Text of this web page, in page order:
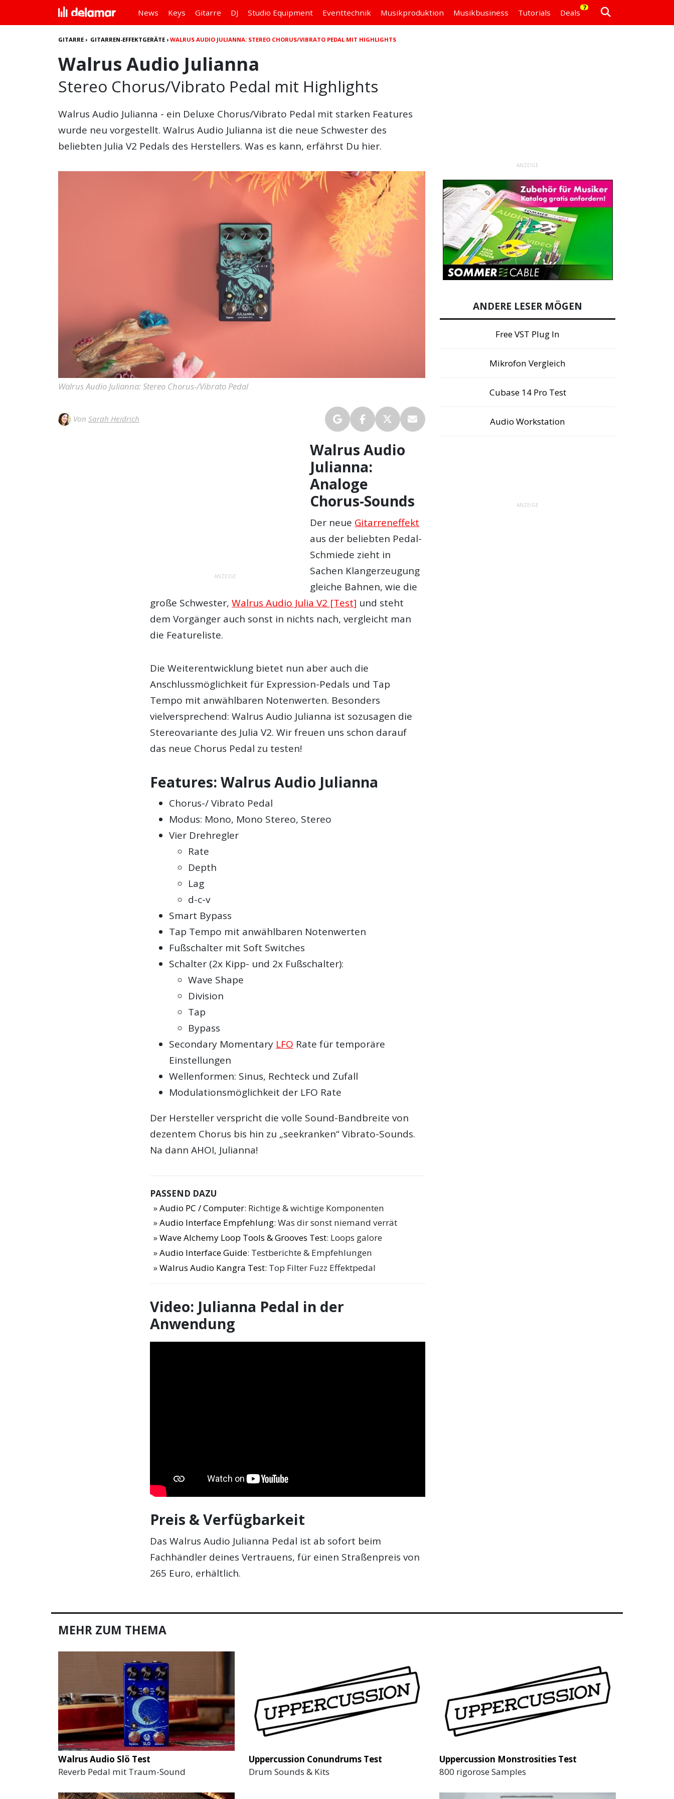
News Keys Gitarre DJ Studio Equipment Eventtechnik Musikproduktion Musikbusiness Tutorials Deals
7
GITARRE › GITARREN-EFFEKTGERÄTE ›WALRUS AUDIO JULIANNA: STEREO CHORUS/VIBRATO PEDAL MIT HIGHLIGHTS
Walrus Audio Julianna
Stereo Chorus/Vibrato Pedal mit Highlights
Walrus Audio Julianna - ein Deluxe Chorus/Vibrato Pedal mit starken Features
wurde neu vorgestellt. Walrus Audio Julianna ist die neue Schwester des
beliebten Julia V2 Pedals des Herstellers. Was es kann, erfährst Du hier.
Walrus Audio Julianna: Stereo Chorus-/Vibrato Pedal
Von Sarah Heidrich
ANZEIGE
Walrus Audio
Julianna:
Analoge
Chorus-Sounds
Der neue Gitarreneffekt
aus der beliebten Pedal-
Schmiede zieht in
Sachen Klangerzeugung
gleiche Bahnen, wie die
große Schwester,Walrus Audio Julia V2 [Test] und steht
dem Vorgänger auch sonst in nichts nach, vergleicht man
die Featureliste.
Die Weiterentwicklung bietet nun aber auch die
Anschlussmöglichkeit für Expression-Pedals und Tap
Tempo mit anwählbaren Notenwerten. Besonders
vielversprechend: Walrus Audio Julianna ist sozusagen die
Stereovariante des Julia V2. Wir freuen uns schon darauf
das neue Chorus Pedal zu testen!
Features: Walrus Audio Julianna
Chorus-/ Vibrato Pedal
Modus: Mono, Mono Stereo, Stereo
Vier Drehregler
Rate
Depth
Lag
d-c-v
Smart Bypass
Tap Tempo mit anwählbaren Notenwerten
Fußschalter mit Soft Switches
Schalter (2x Kipp- und 2x Fußschalter):
Wave Shape
Division
Tap
Bypass
Secondary Momentary LFO Rate für temporäre
Einstellungen
Wellenformen: Sinus, Rechteck und Zufall
Modulationsmöglichkeit der LFO Rate
Der Hersteller verspricht die volle Sound-Bandbreite von
dezentem Chorus bis hin zu „seekranken“ Vibrato-Sounds.
Na dann AHOI, Julianna!
PASSEND DAZU
Audio PC / Computer: Richtige & wichtige Komponenten
Audio Interface Empfehlung: Was dir sonst niemand verrät
Wave Alchemy Loop Tools & Grooves Test: Loops galore
Audio Interface Guide: Testberichte & Empfehlungen
Walrus Audio Kangra Test: Top Filter Fuzz Effektpedal
Video: Julianna Pedal in der
Anwendung
Preis & Verfügbarkeit
Das Walrus Audio Julianna Pedal ist ab sofort beim
Fachhändler deines Vertrauens, für einen Straßenpreis von
265 Euro, erhältlich.
ANZEIGE
ANDERE LESER MÖGEN
Free VST Plug In
Mikrofon Vergleich
Cubase 14 Pro Test
Audio Workstation
ANZEIGE
MEHR ZUM THEMA
Walrus Audio Slö Test
Reverb Pedal mit Traum-Sound
Uppercussion Conundrums Test
Drum Sounds & Kits
Uppercussion Monstrosities Test
800 rigorose Samples